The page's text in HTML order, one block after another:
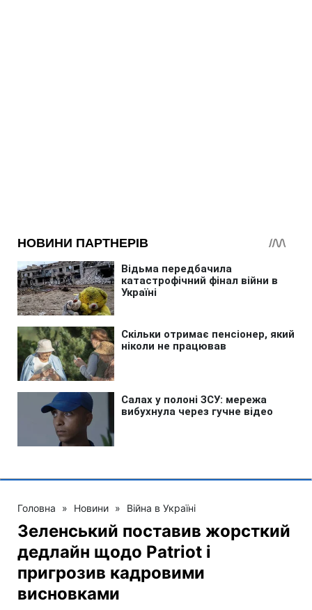
Головна » Новини » Війна в Україні
Зеленський поставив жорсткий
дедлайн щодо Patriot і
пригрозив кадровими
висновками